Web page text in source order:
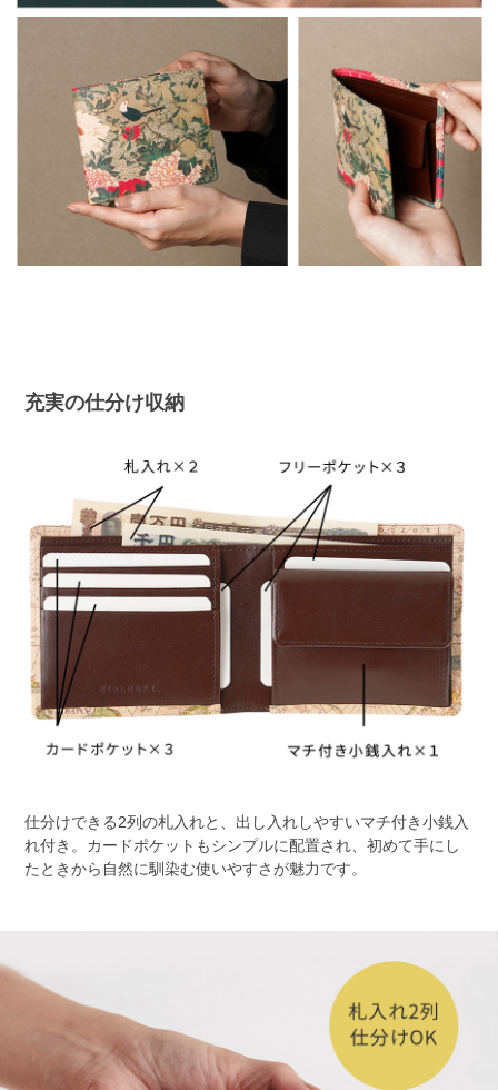
充実の仕分け収納
仕分けできる2列の札入れと、出し入れしやすいマチ付き小銭入
れ付き。カードポケットもシンプルに配置され、初めて手にし
たときから自然に馴染む使いやすさが魅力です。